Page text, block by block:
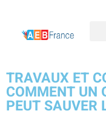
TRAVAUX ET
COMMENT UN
PEUT SAUVER